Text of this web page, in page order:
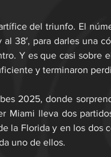
del triunfo. El
38′, para darles una
Y es que casi sobre
y terminaron
2025, donde
Miami lleva dos
la Florida y en los dos
uno de ellos.